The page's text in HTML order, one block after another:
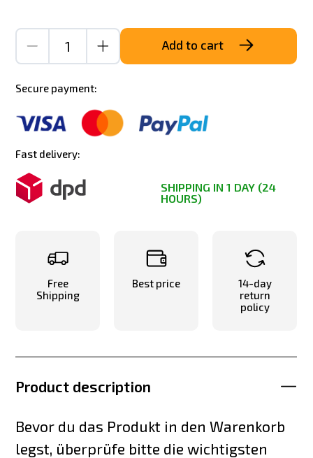
Add to cart
Secure payment:
Fast delivery:
SHIPPING IN 1 DAY (24
HOURS)
Free
Shipping
Best price
14-day
return
policy
Product description
Bevor du das Produkt in den Warenkorb
legst, überprüfe bitte die wichtigsten